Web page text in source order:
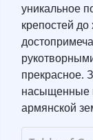
уникальное
крепостей
прекрасное.
насыщенные
армянской